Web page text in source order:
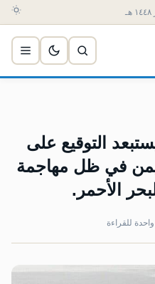
التوقيع على
في ظل مهاجمة
الأحمر.
للقراءة